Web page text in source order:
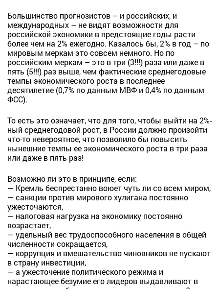
Большинство прогнозистов – и российских, и
международных – не видят возможности для
российской экономики в предстоящие годы расти
более чем на 2% ежегодно. Казалось бы, 2% в год – по
мировым меркам это совсем немного. Но по
российским меркам – это в три (3!!!) раза или даже в
пять (5!!!) раз выше, чем фактические среднегодовые
темпы экономического роста в последнее
десятилетие (0,7% по данным МВФ и 0,4% по данным
ФСС).
То есть это означает, что для того, чтобы выйти на 2%-
ный среднегодовой рост, в России должно произойти
что-то невероятное, что позволило бы повысить
нынешние темпы ее экономического роста в три раза
или даже в пять раз!
Возможно ли это в принципе, если:
— Кремль беспрестанно воюет чуть ли со всем миром,
— санкции против мирового хулигана постоянно
ужесточаются,
— налоговая нагрузка на экономику постоянно
возрастает,
— удельный вес трудоспособного населения в общей
численности сокращается,
— коррупция и вмешательство чиновников не пускают
в страну инвестиции,
— а ужесточение политического режима и
нарастающее безумие его лидеров выдавливают в